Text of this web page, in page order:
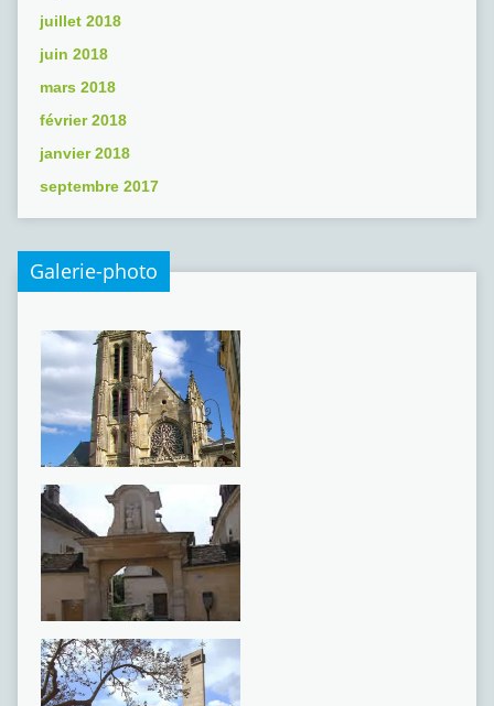
juillet 2018
juin 2018
mars 2018
février 2018
janvier 2018
septembre 2017
Galerie-photo